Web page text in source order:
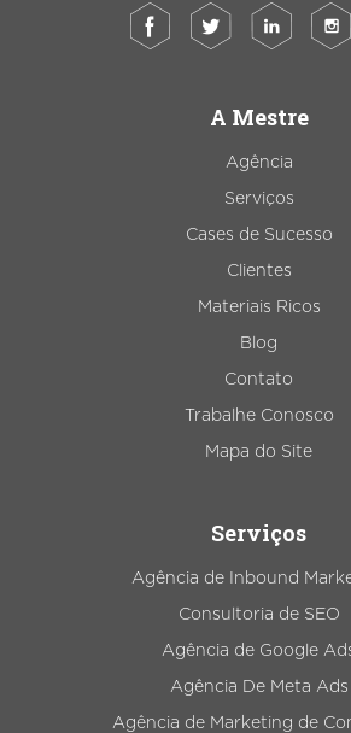
A Mestre
Agência
Serviços
Cases de Sucesso
Clientes
Materiais Ricos
Blog
Contato
Trabalhe Conosco
Mapa do Site
Serviços
Agência de Inbound
Consultoria de SEO
Agência de Google
Agência De Meta Ads
Agência de Marketing de